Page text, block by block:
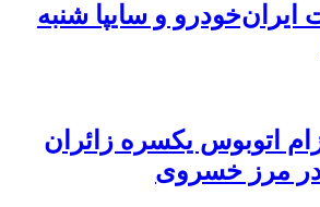
و سایپا شنبه
اتوبوس یکسره زائران
در مرز خسروی